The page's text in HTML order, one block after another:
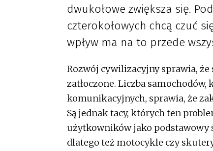
dwukołowe zwiększa się.
czterokołowych chcą czuć
wpływ ma na to przede
Rozwój cywilizacyjny sprawia, że
zatłoczone. Liczba
komunikacyjnych, sprawia, że
Są jednak tacy, których ten
użytkowników jako podstawowy
dlatego też motocykle czy